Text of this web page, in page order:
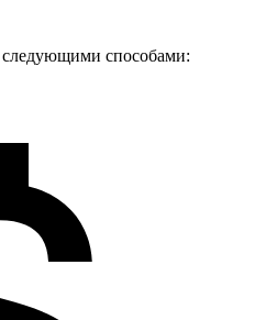
следующими способами: